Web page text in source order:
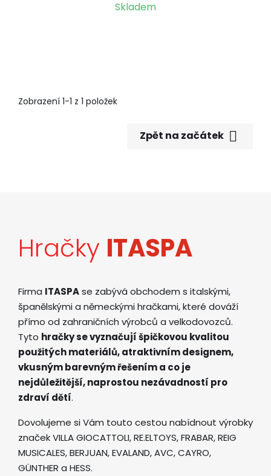
Skladem
Zobrazení 1-1 z 1 položek
Zpět na začátek 
Hračky ITASPA
Firma ITASPAse zabývá obchodem s italskými,
španělskými a německými hračkami, které dováží
přímo od zahraničních výrobců a velkodovozců.
Tyto hračky se vyznačují špičkovou kvalitou
použitých materiálů, atraktivním designem,
vkusným barevným řešením a co je
nejdůležitější, naprostou nezávadností pro
zdraví dětí.
Dovolujeme si Vám touto cestou nabídnout výrobky
značek VILLA GIOCATTOLI, RE.ELTOYS, FRABAR, REIG
MUSICALES, BERJUAN, EVALAND, AVC, CAYRO,
GÜNTHER a HESS.